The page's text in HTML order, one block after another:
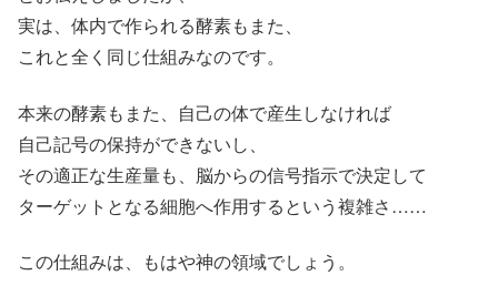
実は、体内で作られる酵素もまた、
これと全く同じ仕組みなのです。
本来の酵素もまた、自己の体で産生しなければ
自己記号の保持ができないし、
その適正な生産量も、脳からの信号指示で決定して
ターゲットとなる細胞へ作用するという複雑さ……
この仕組みは、もはや神の領域でしょう。